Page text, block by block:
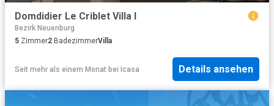
Domdidier Le Criblet Villa I
Bezirk Neuenburg
5 Zimmer2 BadezimmerVilla
Seit mehr als einem Monat bei Icasa Details ansehen